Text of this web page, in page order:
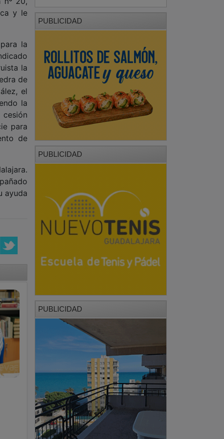
y le
la
la
de
el
la
cesión
para
de
ayuda
PUBLICIDAD
PUBLICIDAD
PUBLICIDAD